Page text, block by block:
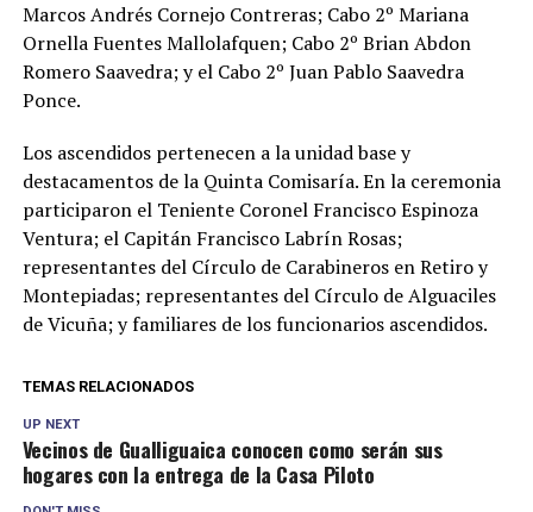
Marcos Andrés Cornejo Contreras; Cabo 2º Mariana
Ornella Fuentes Mallolafquen; Cabo 2º Brian Abdon
Romero Saavedra; y el Cabo 2º Juan Pablo Saavedra
Ponce.
Los ascendidos pertenecen a la unidad base y
destacamentos de la Quinta Comisaría. En la ceremonia
participaron el Teniente Coronel Francisco Espinoza
Ventura; el Capitán Francisco Labrín Rosas;
representantes del Círculo de Carabineros en Retiro y
Montepiadas; representantes del Círculo de Alguaciles
de Vicuña; y familiares de los funcionarios ascendidos.
TEMAS RELACIONADOS
UP NEXT
Vecinos de Gualliguaica conocen como serán sus
hogares con la entrega de la Casa Piloto